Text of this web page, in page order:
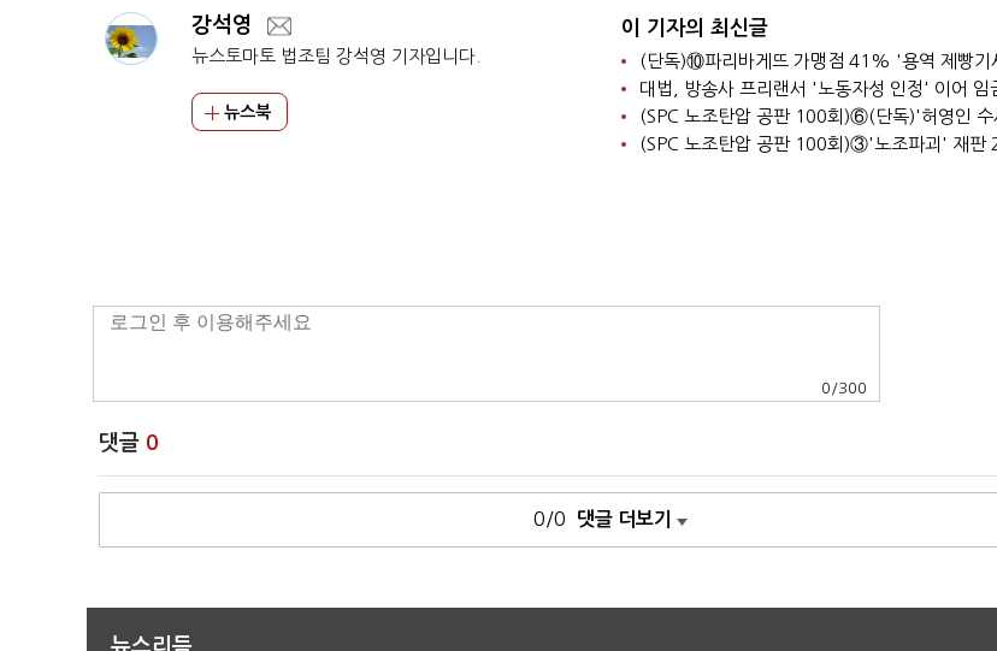
강석영
뉴스토마토 법조팀 강석영 기자입니다.
뉴스북
이 기자의 최신글
대법, 방송사 프리랜서 '노동자성 인정' 이어 임
0 /300
댓글 0
0/0 댓글 더보기
뉴스리듬